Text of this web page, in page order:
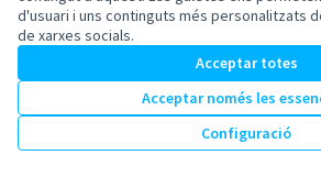
d'usuari i uns continguts més personalitzats
de xarxes socials.
Acceptar totes
Acceptar només les
Configuració
(Enllaç extern)
(Enllaç extern)
(Enllaç extern)
(Enllaç extern)
Triar la llenguaElegir el idioma
Web creada ambprogramari lliure .